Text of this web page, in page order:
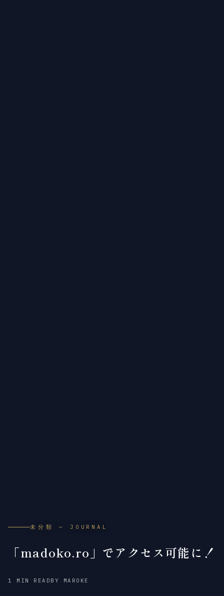
未分類 — JOURNAL
「madoko.ro」でアクセス可能に！
2012
2018
1 MIN READ BY MAROKE